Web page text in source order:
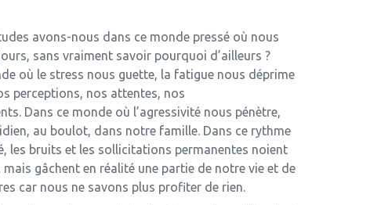
avons-nous dans ce monde pressé où nous
sans vraiment savoir pourquoi d’ailleurs ?
où le stress nous guette, la fatigue nous déprime
perceptions, nos attentes, nos
Dans ce monde où l’agressivité nous pénètre,
au boulot, dans notre famille. Dans ce rythme
les bruits et les sollicitations permanentes noient
gâchent en réalité une partie de notre vie et de
car nous ne savons plus profiter de rien.